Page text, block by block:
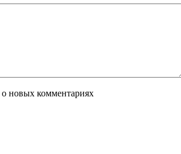
новых комментариях